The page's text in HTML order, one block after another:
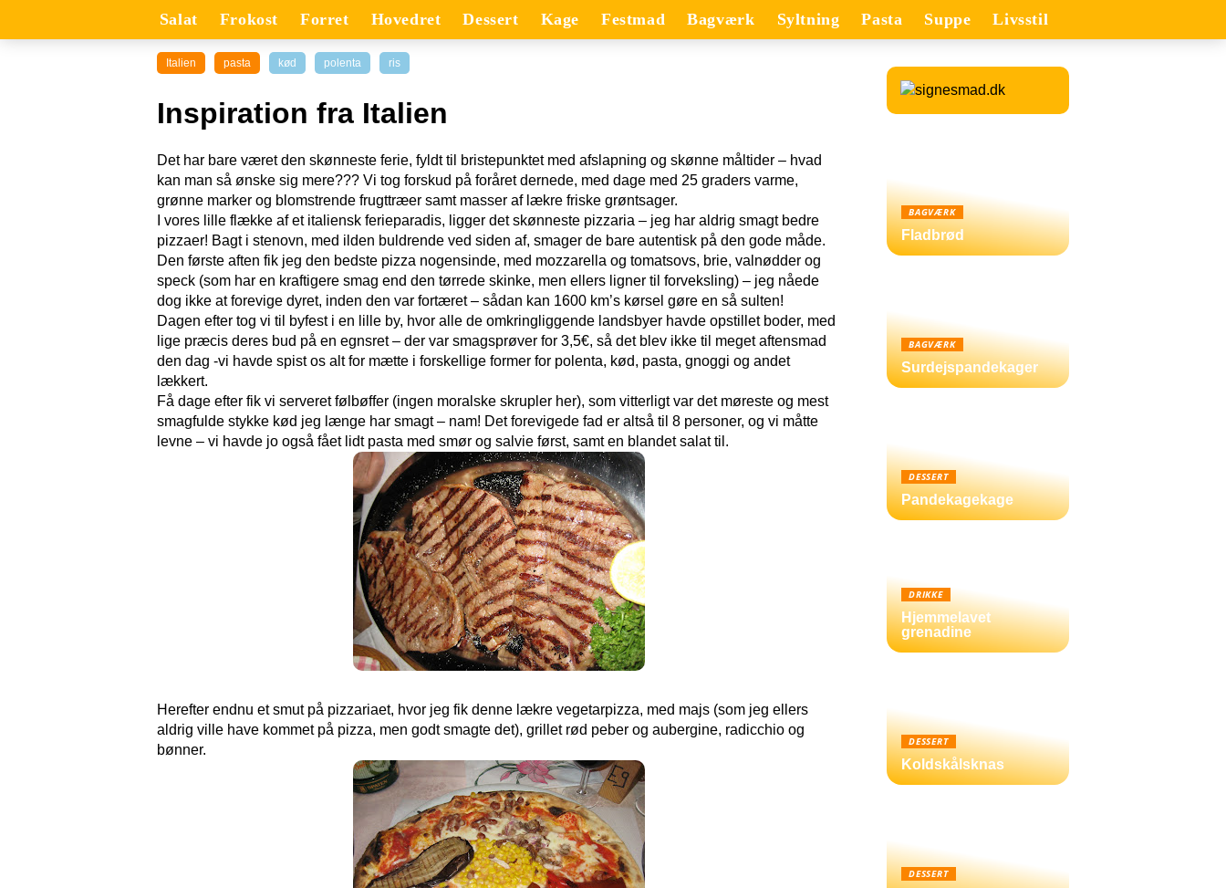
Salat Frokost Forret Hovedret Dessert Kage Festmad Bagværk Syltning Pasta Suppe Livsstil
Italien pasta kød polenta ris
Inspiration fra Italien
Det har bare været den skønneste ferie, fyldt til bristepunktet med afslapning og skønne måltider – hvad
kan man så ønske sig mere??? Vi tog forskud på foråret dernede, med dage med 25 graders varme,
grønne marker og blomstrende frugttræer samt masser af lækre friske grøntsager.
I vores lille flække af et italiensk ferieparadis, ligger det skønneste pizzaria – jeg har aldrig smagt bedre
pizzaer! Bagt i stenovn, med ilden buldrende ved siden af, smager de bare autentisk på den gode måde.
Den første aften fik jeg den bedste pizza nogensinde, med mozzarella og tomatsovs, brie, valnødder og
speck (som har en kraftigere smag end den tørrede skinke, men ellers ligner til forveksling) – jeg nåede
dog ikke at forevige dyret, inden den var fortæret – sådan kan 1600 km’s kørsel gøre en så sulten!
Dagen efter tog vi til byfest i en lille by, hvor alle de omkringliggende landsbyer havde opstillet boder, med
lige præcis deres bud på en egnsret – der var smagsprøver for 3,5€, så det blev ikke til meget aftensmad
den dag -vi havde spist os alt for mætte i forskellige former for polenta, kød, pasta, gnoggi og andet
lækkert.
Få dage efter fik vi serveret følbøffer (ingen moralske skrupler her), som vitterligt var det møreste og mest
smagfulde stykke kød jeg længe har smagt – nam! Det forevigede fad er altså til 8 personer, og vi måtte
levne – vi havde jo også fået lidt pasta med smør og salvie først, samt en blandet salat til.
Herefter endnu et smut på pizzariaet, hvor jeg fik denne lækre vegetarpizza, med majs (som jeg ellers
aldrig ville have kommet på pizza, men godt smagte det), grillet rød peber og aubergine, radicchio og
bønner.
BAGVÆRK
Fladbrød
BAGVÆRK
Surdejspandekager
DESSERT
Pandekagekage
DRIKKE
Hjemmelavet
grenadine
DESSERT
Koldskålsknas
DESSERT